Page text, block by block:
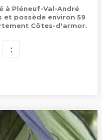
à Pléneuf-Val-André
et possède environ 59
Côtes-d'armor.